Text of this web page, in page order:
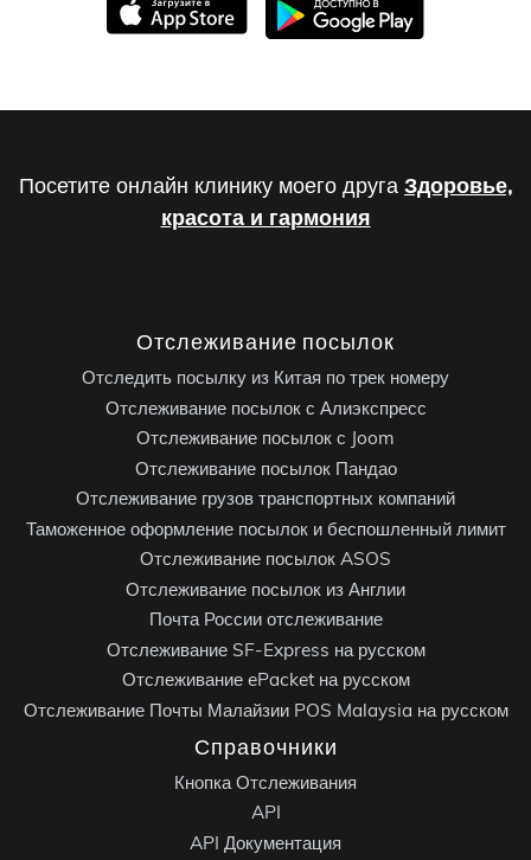
Посетите онлайн клинику моего друга Здоровье,
красота и гармония
Отслеживание посылок
Отследить посылку из Китая по трек номеру
Отслеживание посылок с Алиэкспресс
Отслеживание посылок с Joom
Отслеживание посылок Пандао
Отслеживание грузов транспортных компаний
Таможенное оформление посылок и беспошленный лимит
Отслеживание посылок ASOS
Отслеживание посылок из Англии
Почта России отслеживание
Отслеживание SF-Express на русском
Отслеживание ePacket на русском
Отслеживание Почты Малайзии POS Malaysia на русском
Справочники
Кнопка Отслеживания
API
API Документация